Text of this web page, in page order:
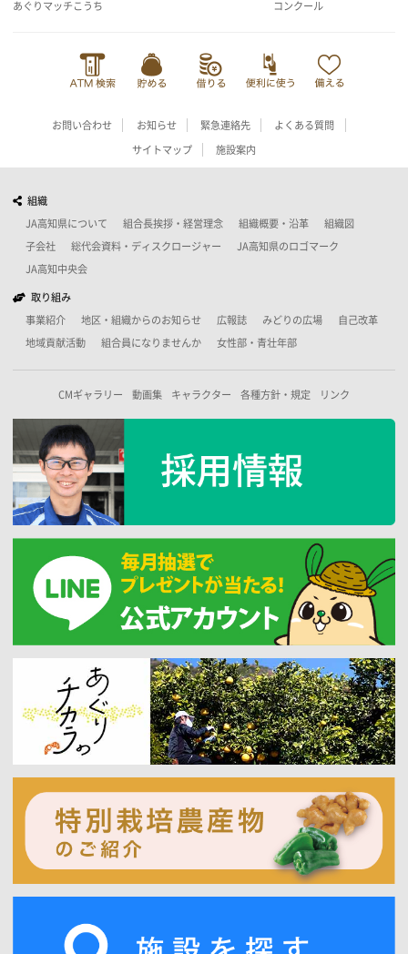
あぐりマッチこうち
コンクール
お問い合わせ お知らせ 緊急連絡先 よくある質問
サイトマップ 施設案内
組織
JA高知県について 組合長挨拶・経営理念 組織概要・沿革 組織図
子会社 総代会資料・ディスクロージャー JA高知県のロゴマーク
JA高知中央会
取り組み
事業紹介 地区・組織からのお知らせ 広報誌 みどりの広場 自己改革
地域貢献活動 組合員になりませんか 女性部・青壮年部
CMギャラリー 動画集 キャラクター 各種方針・規定 リンク